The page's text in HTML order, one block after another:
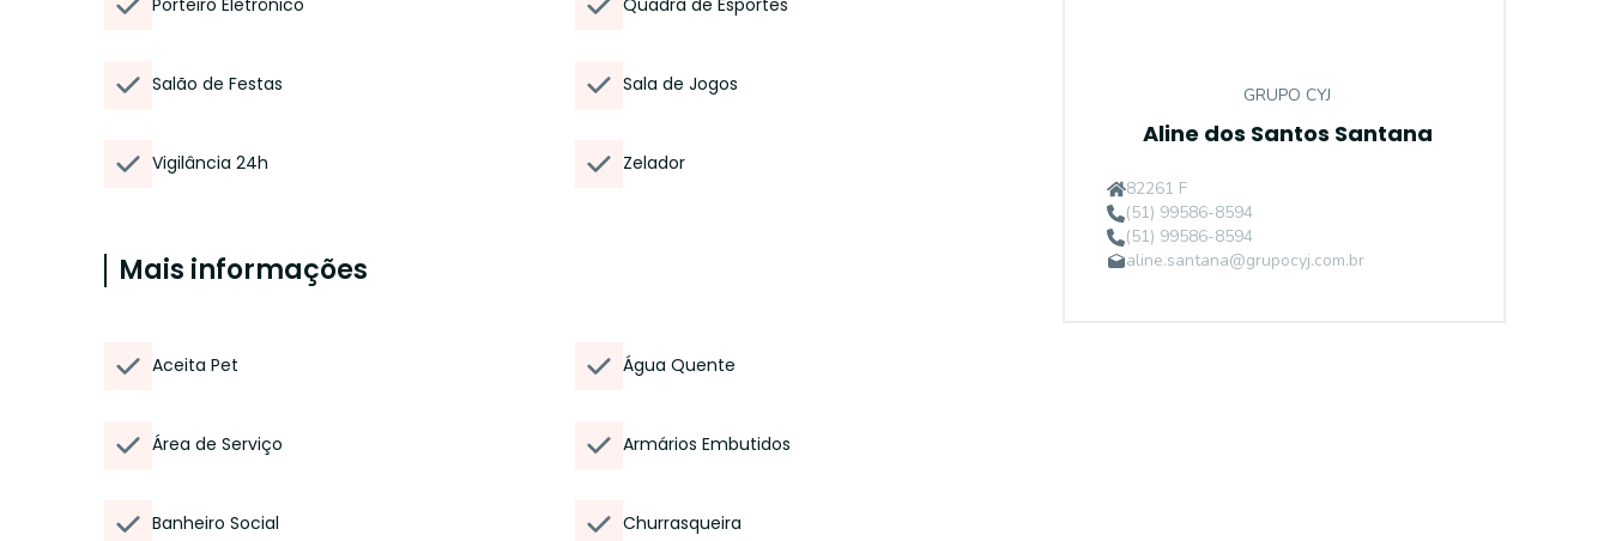
Porteiro Eletrônico Quadra de Esportes
Salão de Festas Sala de Jogos
Vigilância 24h Zelador
Mais informações
Aceita Pet Água Quente
Área de Serviço Armários Embutidos
Banheiro Social Churrasqueira
GRUPO CYJ
Aline dos Santos Santana
82261 F
(51) 99586-8594
(51) 99586-8594
aline.santana@grupocyj.com.br